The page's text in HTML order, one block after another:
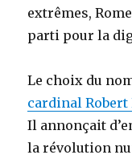
extrêmes,
parti pour la
Le choix du
cardinal Robert
Il annonçait
la révolution